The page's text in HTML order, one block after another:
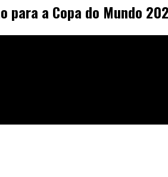
para a Copa do Mundo